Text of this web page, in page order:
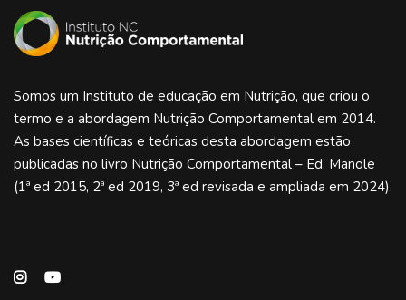
Somos um Instituto de educação em Nutrição, que criou o
termo e a abordagem Nutrição Comportamental em 2014.
As bases científicas e teóricas desta abordagem estão
publicadas no livro Nutrição Comportamental – Ed. Manole
(1ª ed 2015, 2ª ed 2019, 3ª ed revisada e ampliada em 2024).